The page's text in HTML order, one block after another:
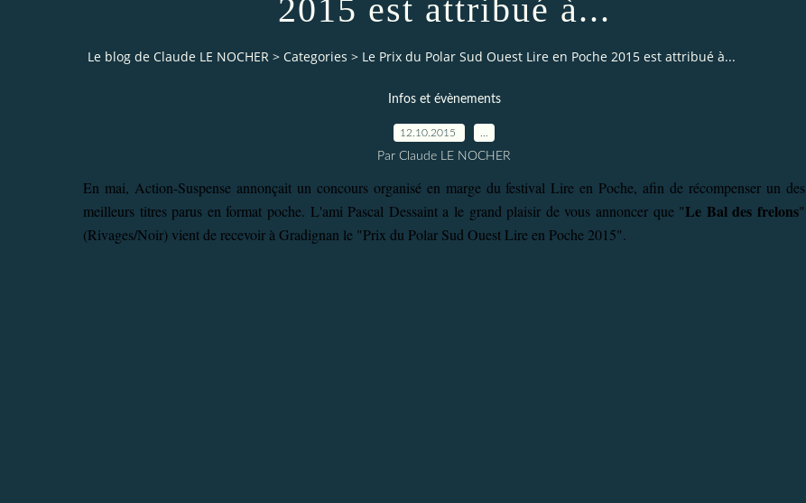
2015 est attribué à...
Le blog de Claude LE NOCHER > Categories > Le Prix du Polar Sud Ouest Lire en Poche 2015 est attribué à...
Infos et évènements
12.10.2015
Par Claude LE NOCHER
En mai, Action-Suspense annonçait un concours organisé en marge du festival Lire en Poche, afin de récompenser un des
meilleurs titres parus en format poche. L'ami Pascal Dessaint a le grand plaisir de vous annoncer que "Le Bal des frelons"
(Rivages/Noir) vient de recevoir à Gradignan le "Prix du Polar Sud Ouest Lire en Poche 2015".